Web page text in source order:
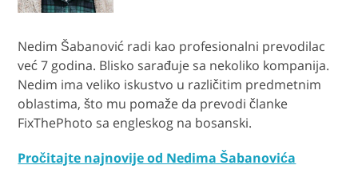
Nedim Šabanović radi kao profesionalni prevodilac
već 7 godina. Blisko sarađuje sa nekoliko kompanija.
Nedim ima veliko iskustvo u različitim predmetnim
oblastima, što mu pomaže da prevodi članke
FixThePhoto sa engleskog na bosanski.
Pročitajte najnovije od Nedima Šabanovića